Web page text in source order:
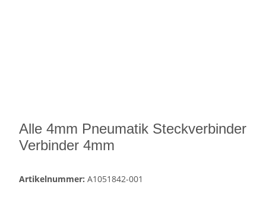
Alle 4mm Pneumatik Steckverbinder
Verbinder 4mm
Artikelnummer: A1051842-001